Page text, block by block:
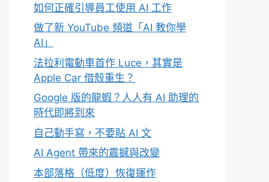
如何正確引導員工使用 AI 工作
做了新 YouTube 頻道「AI 教你學
AI」
法拉利電動車首作 Luce，其實是
Apple Car 借殼重生？
Google 版的龍蝦？人人有 AI 助理的
時代即將到來
自己動手寫，不要貼 AI 文
AI Agent 帶來的震撼與改變
本部落格（低度）恢復運作